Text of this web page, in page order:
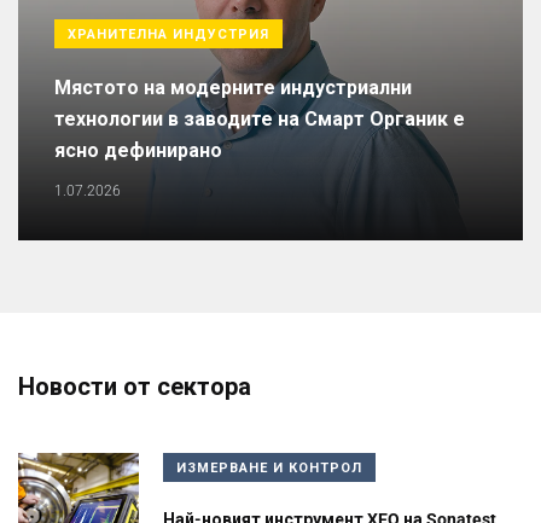
ХРАНИТЕЛНА ИНДУСТРИЯ
Мястото на модерните индустриални
технологии в заводите на Смарт Органик е
ясно дефинирано
1.07.2026
Новости от сектора
ИЗМЕРВАНЕ И КОНТРОЛ